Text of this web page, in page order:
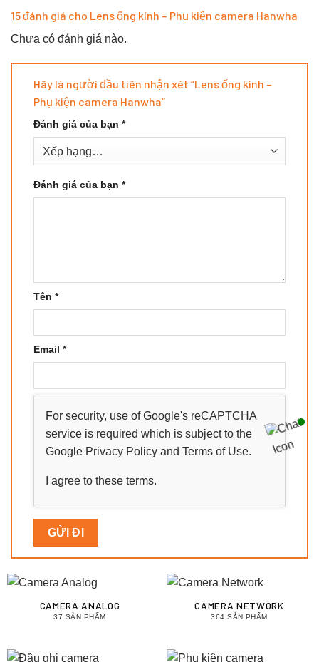
15 đánh giá cho Lens ống kính – Phụ kiện camera Hanwha
Chưa có đánh giá nào.
Hãy là người đầu tiên nhận xét “Lens ống kính –
Phụ kiện camera Hanwha”
Đánh giá của bạn *
Đánh giá của bạn *
Tên *
Email *
For security, use of Google's reCAPTCHA
service is required which is subject to the
Google Privacy Policy and Terms of Use.
I agree to these terms.
CAMERA ANALOG
37 SẢN PHẨM
CAMERA NETWORK
364 SẢN PHẨM